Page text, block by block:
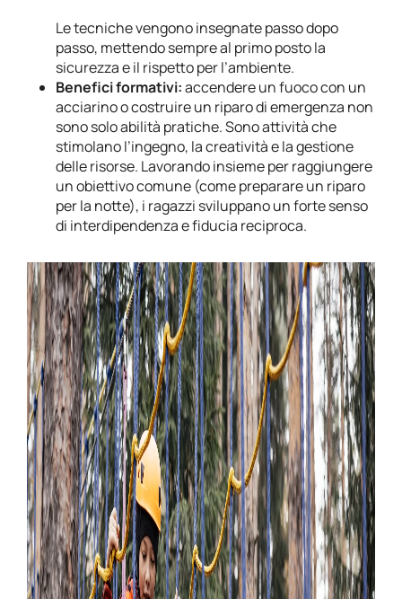
Le tecniche vengono insegnate passo dopo
passo, mettendo sempre al primo posto la
sicurezza e il rispetto per l’ambiente.
Benefici formativi:accendere un fuoco con un
acciarino o costruire un riparo di emergenza non
sono solo abilità pratiche. Sono attività che
stimolano l’ingegno, la creatività e la gestione
delle risorse. Lavorando insieme per raggiungere
un obiettivo comune (come preparare un riparo
per la notte), i ragazzi sviluppano un forte senso
di interdipendenza e fiducia reciproca.